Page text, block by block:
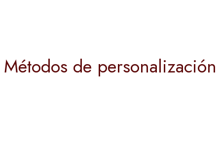
Métodos de personalización